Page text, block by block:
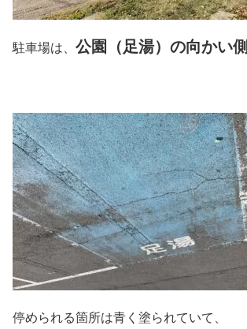
駐車場は、 公園（足湯）の向かい側
停められる箇所は青く塗られていて、